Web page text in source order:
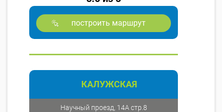
построить маршрут
КАЛУЖСКАЯ
Научный проезд, 14А стр.8